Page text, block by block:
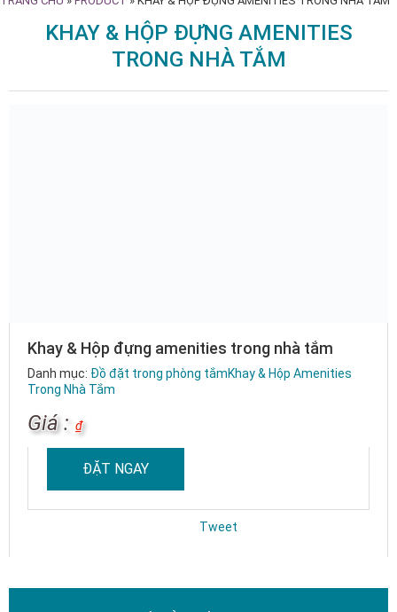
KHAY & HỘP ĐỰNG AMENITIES
TRONG NHÀ TẮM
Khay & Hộp đựng amenities trong nhà tắm
Danh mục: Đồ đặt trong phòng tắmKhay & Hộp Amenities
Trong Nhà Tắm
Giá : ₫
ĐẶT NGAY
Tweet